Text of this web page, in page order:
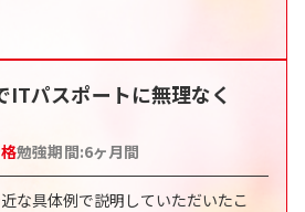
ITパスポートに無理なく
勉強期間:6ヶ月間
な具体例で説明していただいたこ